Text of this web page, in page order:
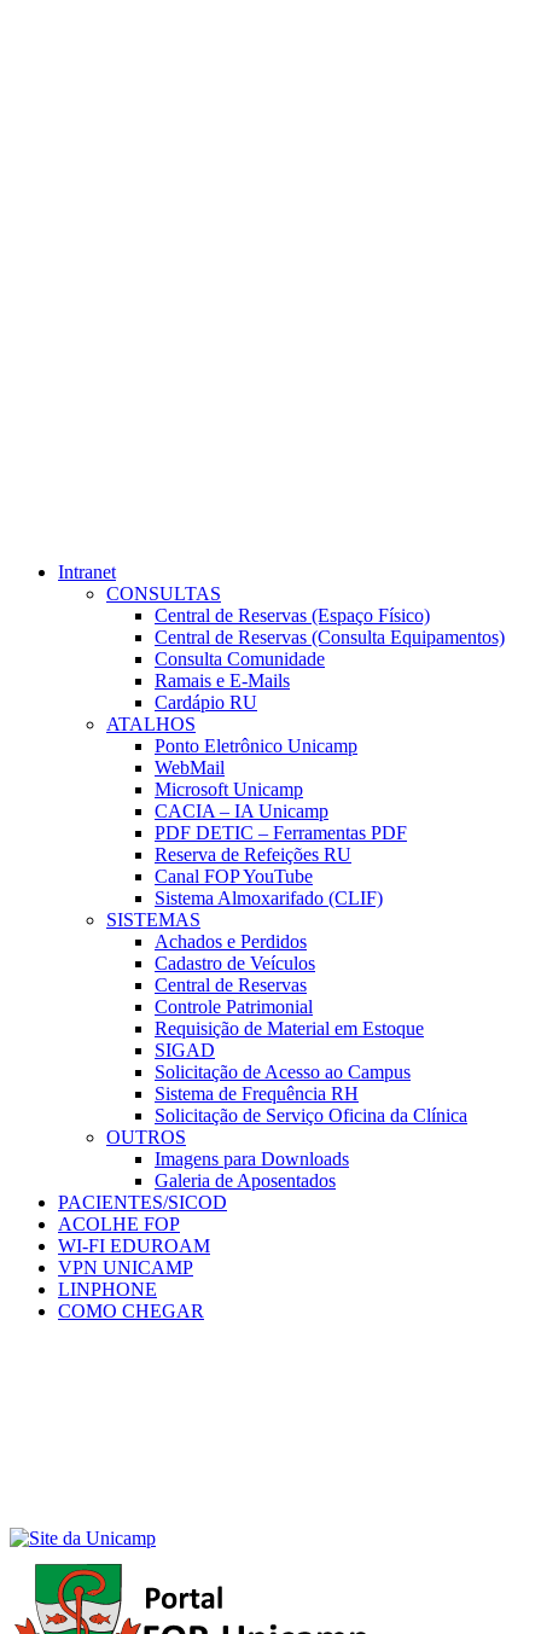
Intranet
CONSULTAS
Central de Reservas (Espaço Físico)
Central de Reservas (Consulta Equipamentos)
Consulta Comunidade
Ramais e E-Mails
Cardápio RU
ATALHOS
Ponto Eletrônico Unicamp
WebMail
Microsoft Unicamp
CACIA – IA Unicamp
PDF DETIC – Ferramentas PDF
Reserva de Refeições RU
Canal FOP YouTube
Sistema Almoxarifado (CLIF)
SISTEMAS
Achados e Perdidos
Cadastro de Veículos
Central de Reservas
Controle Patrimonial
Requisição de Material em Estoque
SIGAD
Solicitação de Acesso ao Campus
Sistema de Frequência RH
Solicitação de Serviço Oficina da Clínica
OUTROS
Imagens para Downloads
Galeria de Aposentados
PACIENTES/SICOD
ACOLHE FOP
WI-FI EDUROAM
VPN UNICAMP
LINPHONE
COMO CHEGAR